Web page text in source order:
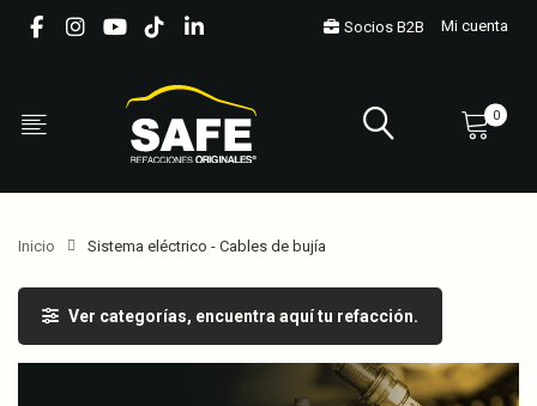
Socios B2B Mi cuenta
0
Inicio Sistema eléctrico - Cables de bujía
Ver categorías, encuentra aquí tu refacción.